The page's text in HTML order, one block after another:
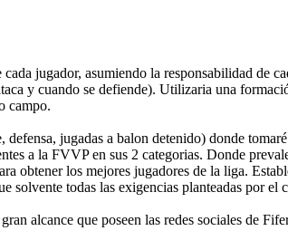
jugador, asumiendo la responsabilidad de
y cuando se defiende). Utilizaria una
campo.
jugadas a balon detenido) donde
a la FVVP en sus 2 categorias. Donde
obtener los mejores jugadores de la liga.
solvente todas las exigencias planteadas por el
alcance que poseen las redes sociales de